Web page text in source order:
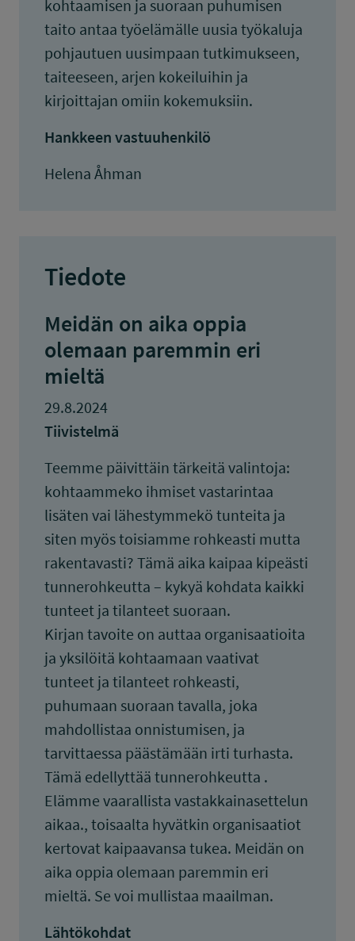
kohtaamisen ja suoraan puhumisen
taito antaa työelämälle uusia työkaluja
pohjautuen uusimpaan tutkimukseen,
taiteeseen, arjen kokeiluihin ja
kirjoittajan omiin kokemuksiin.
Hankkeen vastuuhenkilö
Helena Åhman
Tiedote
Meidän on aika oppia
olemaan paremmin eri
mieltä
29.8.2024
Tiivistelmä
Teemme päivittäin tärkeitä valintoja:
kohtaammeko ihmiset vastarintaa
lisäten vai lähestymmekö tunteita ja
siten myös toisiamme rohkeasti mutta
rakentavasti? Tämä aika kaipaa kipeästi
tunnerohkeutta – kykyä kohdata kaikki
tunteet ja tilanteet suoraan.
Kirjan tavoite on auttaa organisaatioita
ja yksilöitä kohtaamaan vaativat
tunteet ja tilanteet rohkeasti,
puhumaan suoraan tavalla, joka
mahdollistaa onnistumisen, ja
tarvittaessa päästämään irti turhasta.
Tämä edellyttää tunnerohkeutta .
Elämme vaarallista vastakkainasettelun
aikaa., toisaalta hyvätkin organisaatiot
kertovat kaipaavansa tukea. Meidän on
aika oppia olemaan paremmin eri
mieltä. Se voi mullistaa maailman.
Lähtökohdat